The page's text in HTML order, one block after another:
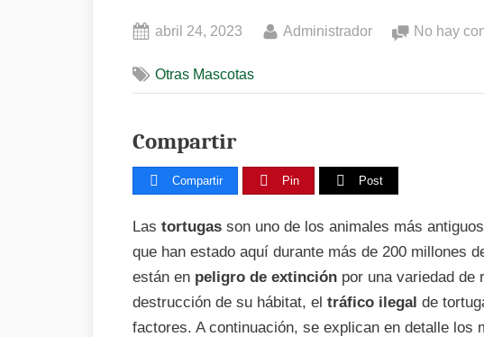
Posted
abril 24, 2023 By
Administrador No hay
Otras Mascotas
Compartir
Compartir Pin Post
Las tortugas son uno de los animales más
que han estado aquí durante más de 200 millones
están en peligro de extinción por una variedad de
destrucción de su hábitat, el tráfico ilegal de
factores. A continuación, se explican en detalle los